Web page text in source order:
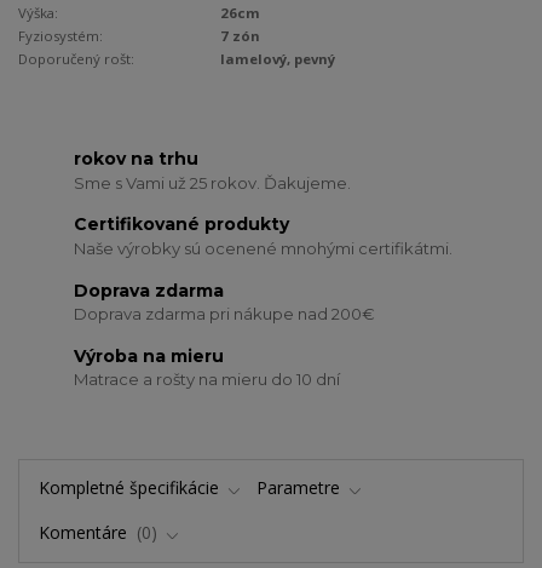
Výška:
26cm
Fyziosystém:
7 zón
Doporučený rošt:
lamelový, pevný
rokov na trhu
Sme s Vami už 25 rokov. Ďakujeme.
Certifikované produkty
Naše výrobky sú ocenené mnohými certifikátmi.
Doprava zdarma
Doprava zdarma pri nákupe nad 200€
Výroba na mieru
Matrace a rošty na mieru do 10 dní
Kompletné špecifikácie
Parametre
Komentáre
0